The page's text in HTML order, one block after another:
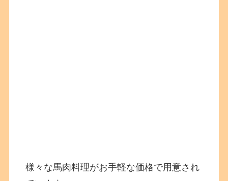
様々な馬肉料理がお手軽な価格で用意され